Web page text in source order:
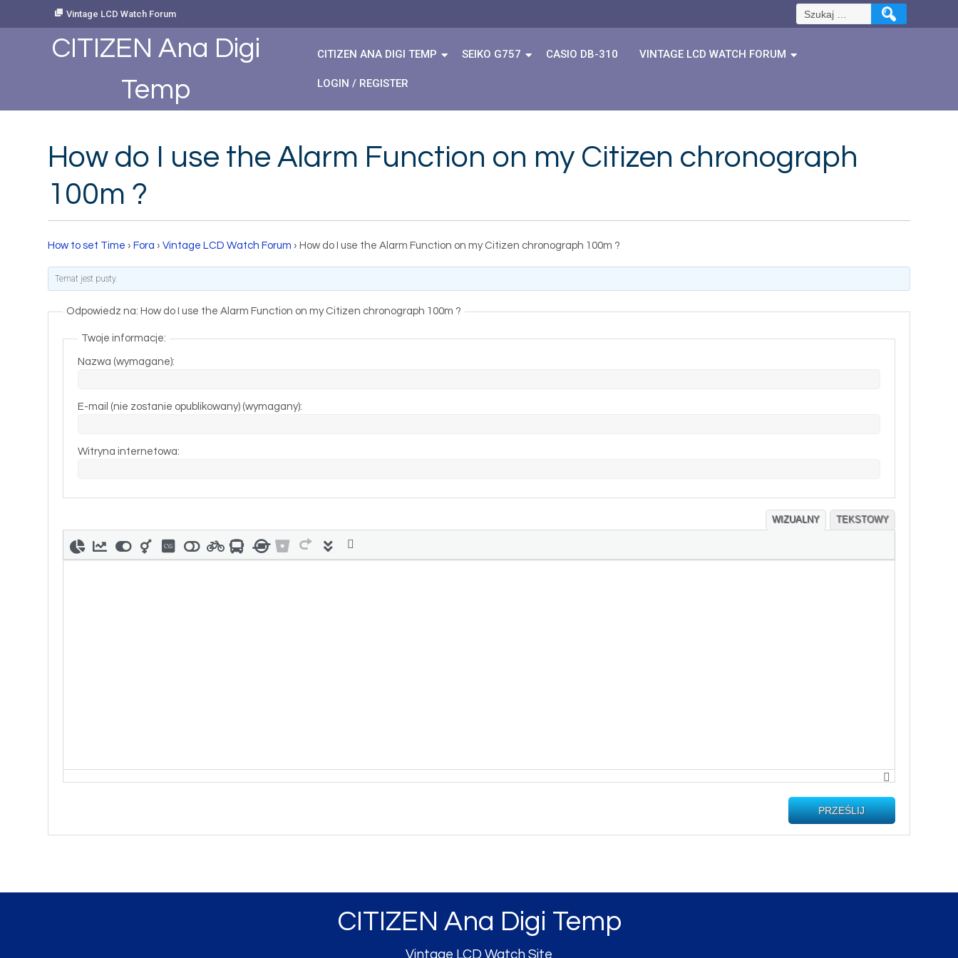
Vintage LCD Watch Forum Szukaj:
CITIZEN Ana Digi
Temp
CITIZEN ANA DIGI TEMP SEIKO G757 CASIO DB-310 VINTAGE LCD WATCH FORUM
LOGIN / REGISTER
How do I use the Alarm Function on my Citizen chronograph
100m ?
How to set Time › Fora › Vintage LCD Watch Forum › How do I use the Alarm Function on my Citizen chronograph 100m ?
Temat jest pusty.
Odpowiedz na: How do I use the Alarm Function on my Citizen chronograph 100m ?
Twoje informacje:
Nazwa (wymagane):
E-mail (nie zostanie opublikowany) (wymagany):
Witryna internetowa:
WIZUALNY TEKSTOWY
PRZEŚLIJ
CITIZEN Ana Digi Temp
Vintage LCD Watch Site